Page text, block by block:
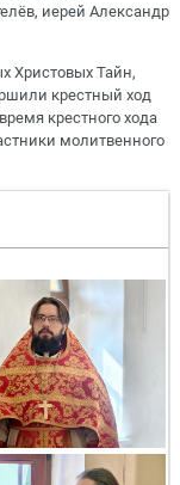
иерей Александр
Христовых Тайн,
крестный ход
крестного хода
молитвенного